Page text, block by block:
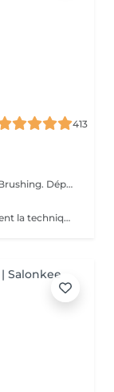
413
Le Forfait Botox contient le soin Botox et un Brushing. Dépendant de la quantité de produit utilisée ou de la longueur des cheveux, le prix peut varier. En cas de questions veuillez appeler au +352 26 31 07 11.
Le Forfait Balayage + Coupe + Brushing contient la technique Balayage, un coulage (pour donner le bon reflet au Balayage), Olaplex, une Coupe et un Brushing. Dépendant de la quantité de produit utilisée ou de la longueur des cheveux, le prix peut varier. En cas de questions veuillez appeler au +352 26 35 02 89.